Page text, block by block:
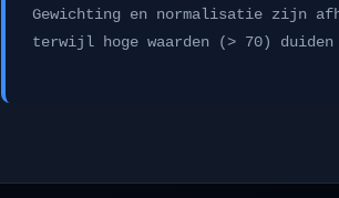
Gewichting en normalisatie zijn
terwijl hoge waarden (> 70) duiden